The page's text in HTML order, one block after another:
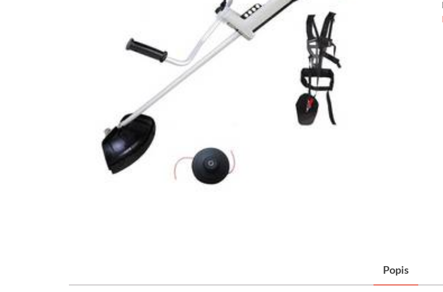
Popis